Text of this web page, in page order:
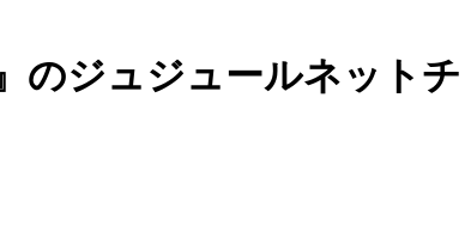
のジュジュールネットチ